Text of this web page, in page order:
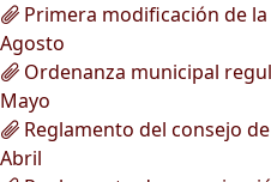
Primera modificación de
Agosto
Ordenanza municipal
Mayo
Reglamento del consejo
Abril